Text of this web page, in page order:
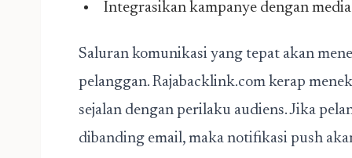
Integrasikan kampanye dengan
Saluran komunikasi yang tepat akan
pelanggan. Rajabacklink.com kerap
sejalan dengan perilaku audiens. Jika
dibanding email, maka notifikasi push